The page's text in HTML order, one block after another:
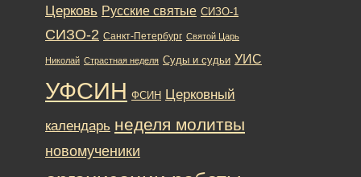
Церковь Русские святые СИЗО-1
СИЗО-2 Санкт-Петербург Святой Царь
Николай Страстная неделя Суды и судьи УИС
УФСИН ФСИН Церковный
календарь неделя молитвы
новомученики